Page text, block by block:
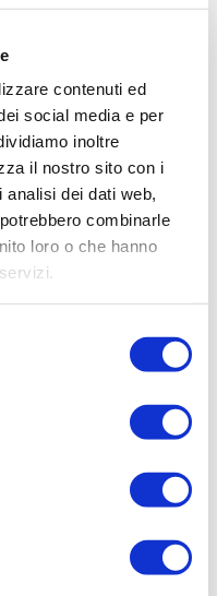
contenuti ed
social media e per
inoltre
il nostro sito con i
dei dati web,
combinarle
loro o che hanno
2020
il 08/09/2020